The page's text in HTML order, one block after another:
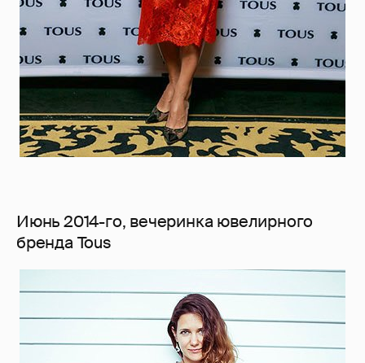
Июнь 2014-го, вечеринка ювелирного
бренда Tous